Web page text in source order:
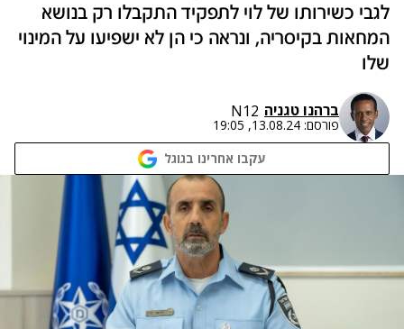
לגבי כשירותו של לוי לתפקיד התקבלו רק בנושא
המחאות בקיסריה, ונראה כי הן לא ישפיעו על המינוי
שלו
ברהנו טגניה N12
פורסם: 13.08.24, 19:05
עקבו אחרינו בגוגל